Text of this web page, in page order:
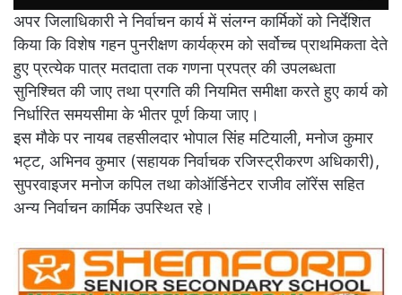
अपर जिलाधिकारी ने निर्वाचन कार्य में संलग्न कार्मिकों को निर्देशित
किया कि विशेष गहन पुनरीक्षण कार्यक्रम को सर्वोच्च प्राथमिकता देते
हुए प्रत्येक पात्र मतदाता तक गणना प्रपत्र की उपलब्धता
सुनिश्चित की जाए तथा प्रगति की नियमित समीक्षा करते हुए कार्य को
निर्धारित समयसीमा के भीतर पूर्ण किया जाए।
इस मौके पर नायब तहसीलदार भोपाल सिंह मटियाली, मनोज कुमार
भट्ट, अभिनव कुमार (सहायक निर्वाचक रजिस्ट्रीकरण अधिकारी),
सुपरवाइजर मनोज कपिल तथा कोऑर्डिनेटर राजीव लॉरेंस सहित
अन्य निर्वाचन कार्मिक उपस्थित रहे।